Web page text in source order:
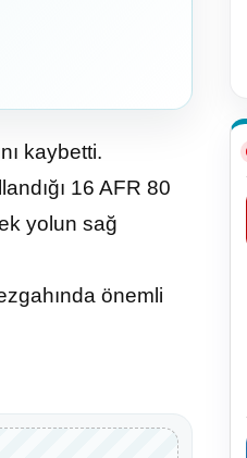
kaybetti.
16 AFR 80
yolun sağ
önemli